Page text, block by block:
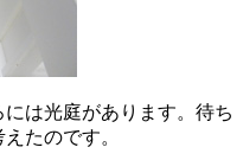
は光庭があります。待ち
たのです。